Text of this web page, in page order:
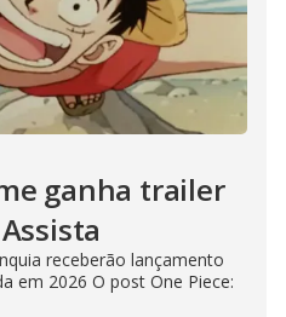
ganha trailer
receberão lançamento
em 2026 O post One Piece: